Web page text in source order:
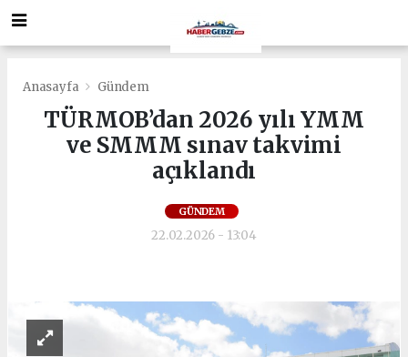
Anasayfa Gündem
TÜRMOB’dan 2026 yılı YMM
ve SMMM sınav takvimi
açıklandı
GÜNDEM
22.02.2026 - 13:04